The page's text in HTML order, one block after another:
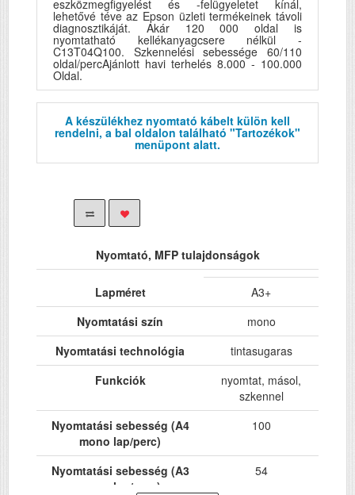
eszközmegfigyelést és -felügyeletet kínál,
lehetővé téve az Epson üzleti termékeinek távoli
diagnosztikáját. Akár 120 000 oldal is
nyomtatható kellékanyagcsere nélkül -
C13T04Q100. Szkennelési sebessége 60/110
oldal/percAjánlott havi terhelés 8.000 - 100.000
Oldal.
A készülékhez nyomtató kábelt külön kell
rendelni, a bal oldalon található "Tartozékok"
menüpont alatt.
Nyomtató, MFP tulajdonságok
Lapméret
A3+
Nyomtatási szín
mono
Nyomtatási technológia
tintasugaras
Funkciók
nyomtat, másol,
szkennel
Nyomtatási sebesség (A4
mono lap/perc)
100
Nyomtatási sebesség (A3
mono lap/perc)
54